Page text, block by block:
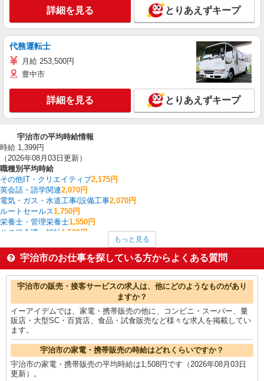
詳細を見る とりあえずキープ
代務運転士
月給 253,500円
豊中市
詳細を見る とりあえずキープ
宇治市の平均時給情報
時給 1,399円
（2026年08月03日更新）
職種別平均時給
その他IT・クリエイティブ2,175円
英会話・語学関連2,070円
電気・ガス・水道工事/設備工事2,070円
ルートセールス1,750円
栄養士・管理栄養士1,550円
その他介護・福祉 1,509円
CADオペレーター・積算1,500円
経理・人事・労務・総務・法務 1,463円
介護職・ヘルパー1,459円
宇治市の他の職種の平均時給を見る
もっと見る
宇治市のお仕事を探している方からよくある質問
宇治市の販売・接客サービスの求人は、他にどのようなものがあり
ますか？
イーアイデムでは、家電・携帯販売の他に、コンビニ・スーパー、量
販店・大型SC・百貨店、食品・試食販売など様々な求人を掲載してい
ます。
宇治市の家電・携帯販売の時給はどれくらいですか？
宇治市の家電・携帯販売の平均時給は1,508円です（2026年08月03日
更新）。